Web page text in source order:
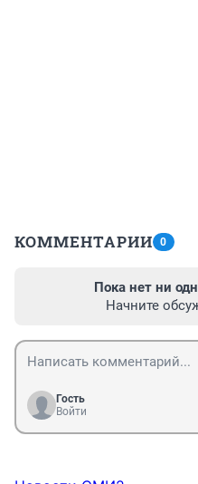
КОММЕНТАРИИ 0
Пока нет ни
Начните
Гость
Войти